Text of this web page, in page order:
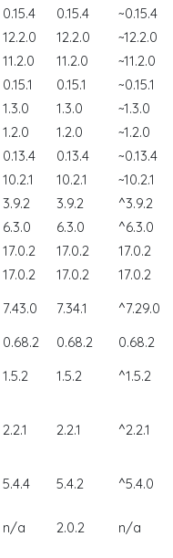
0.15.4 0.15.4 ~0.15.4
12.2.0 12.2.0 ~12.2.0
11.2.0 11.2.0 ~11.2.0
0.15.1 0.15.1 ~0.15.1
1.3.0 1.3.0 ~1.3.0
1.2.0 1.2.0 ~1.2.0
0.13.4 0.13.4 ~0.13.4
10.2.1 10.2.1 ~10.2.1
3.9.2 3.9.2 ^3.9.2
6.3.0 6.3.0 ^6.3.0
17.0.2 17.0.2 17.0.2
17.0.2 17.0.2 17.0.2
7.43.0 7.34.1 ^7.29.0
0.68.2 0.68.2 0.68.2
1.5.2 1.5.2 ^1.5.2
2.2.1 2.2.1 ^2.2.1
5.4.4 5.4.2 ^5.4.0
n/a 2.0.2 n/a